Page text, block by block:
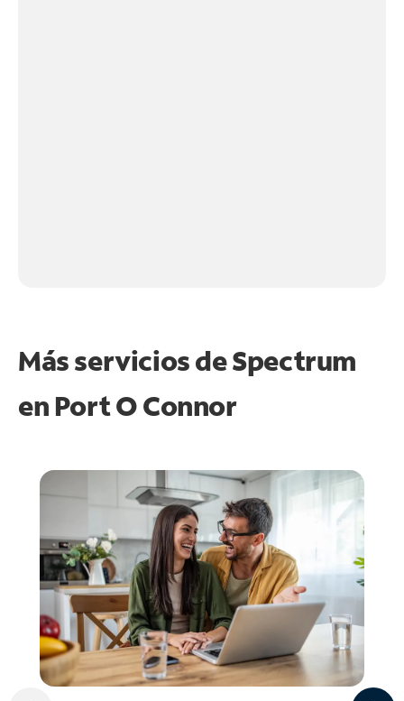
Más servicios de Spectrum
en Port O Connor